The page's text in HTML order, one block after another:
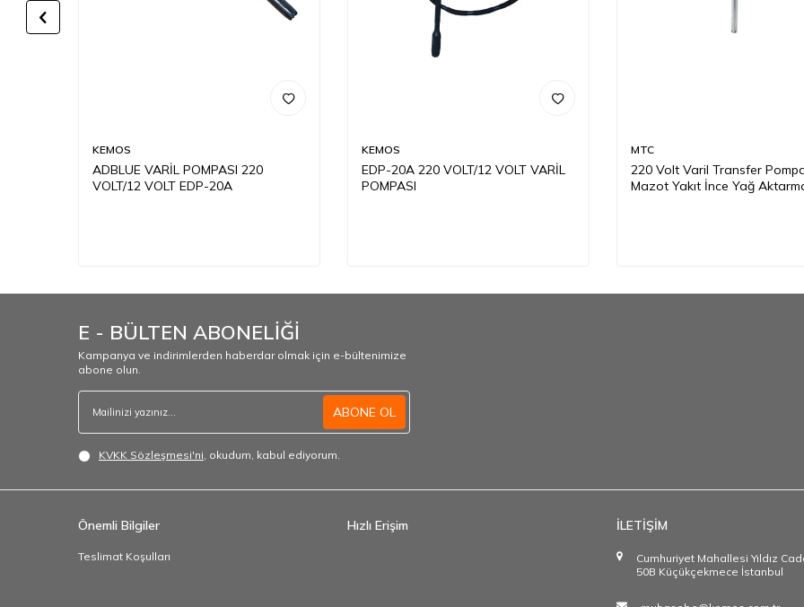
KEMOS
ADBLUE VARİL POMPASI 220
VOLT/12 VOLT EDP-20A
KEMOS
EDP-20A 220 VOLT/12 VOLT VARİL
POMPASI
MTC
220 Volt Varil Transfer
Mazot Yakıt İnce Yağ
E - BÜLTEN ABONELİĞİ
Kampanya ve indirimlerden haberdar olmak için e-bültenimize
abone olun.
ABONE OL
KVKK Sözleşmesi'ni, okudum, kabul ediyorum.
Önemli Bilgiler
Teslimat Koşulları
Hızlı Erişim İLETİŞİM
Cumhuriyet Mahallesi Yıldız
50B Küçükçekmece İstanbul